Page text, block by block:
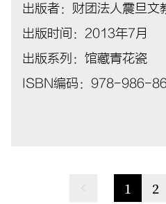
出版者：财团法人震旦文
出版时间：2013年7月
出版系列：馆藏青花瓷
ISBN编码：978-986-
1 2